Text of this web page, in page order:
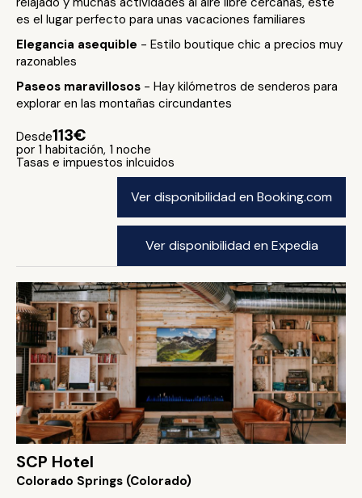
es el lugar perfecto para unas vacaciones familiares
Elegancia asequible - Estilo boutique chic a precios muy
razonables
Paseos maravillosos - Hay kilómetros de senderos para
explorar en las montañas circundantes
Desde113€
por 1 habitación, 1 noche
Tasas e impuestos inlcuidos
Ver disponibilidad en Booking.com
Ver disponibilidad en Expedia
SCP Hotel
Colorado Springs (Colorado)